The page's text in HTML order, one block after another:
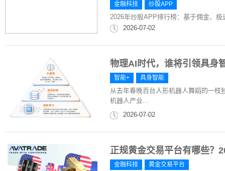
金融科技 炒股APP
2026年炒股APP排行榜：基于佣金、
2026-07-02
物理AI时代，谁将引领具身
智能+ 具身智能
从去年春晚百台人形机器人舞蹈的一枝
机器人产业...
2026-07-02
正规黄金交易平台有哪些？
金融科技 黄金交易平台